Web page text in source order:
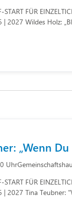
START FÜR
| 2027 Wildes Holz:
„Wenn
Uhr
START FÜR
| 2027 Tina Teubner: